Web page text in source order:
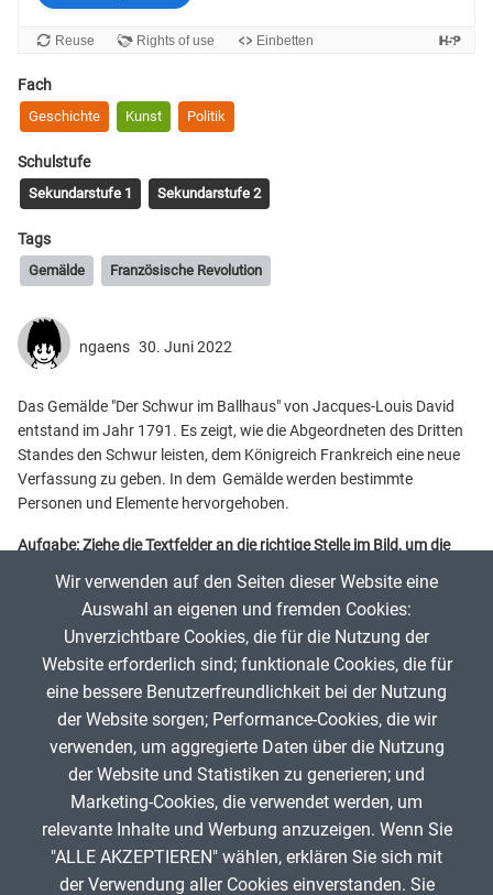
Fach
Geschichte Kunst Politik
Schulstufe
Sekundarstufe 1 Sekundarstufe 2
Tags
Gemälde Französische Revolution
ngaens 30. Juni 2022
Das Gemälde "Der Schwur im Ballhaus" von Jacques-Louis David
entstand im Jahr 1791. Es zeigt, wie die Abgeordneten des Dritten
Standes den Schwur leisten, dem Königreich Frankreich eine neue
Verfassung zu geben. In dem Gemälde werden bestimmte
Personen und Elemente hervorgehoben.
Aufgabe: Ziehe die Textfelder an die richtige Stelle im Bild, um die
als Volllbild auf dem Bildschirm anzeigen lassen.
App melden
Infos zum Urheberrecht
ANZEIGE
Wir verwenden auf den Seiten dieser Website eine
Auswahl an eigenen und fremden Cookies:
Unverzichtbare Cookies, die für die Nutzung der
Website erforderlich sind; funktionale Cookies, die für
eine bessere Benutzerfreundlichkeit bei der Nutzung
der Website sorgen; Performance-Cookies, die wir
verwenden, um aggregierte Daten über die Nutzung
der Website und Statistiken zu generieren; und
Marketing-Cookies, die verwendet werden, um
relevante Inhalte und Werbung anzuzeigen. Wenn Sie
"ALLE AKZEPTIEREN" wählen, erklären Sie sich mit
der Verwendung aller Cookies einverstanden. Sie